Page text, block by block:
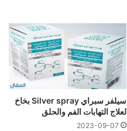
سيلفر سبراي Silver spray بخاخ
لعلاج التهابات الفم والحلق
2023-09-07